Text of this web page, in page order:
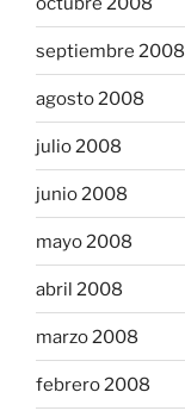
septiembre 2008
agosto 2008
julio 2008
junio 2008
mayo 2008
abril 2008
marzo 2008
febrero 2008